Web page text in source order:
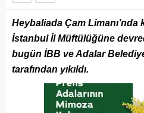
Heybaliada Çam Limanı’nda
İstanbul İl Müftülüğüne
bugün İBB ve Adalar
tarafından yıkıldı.